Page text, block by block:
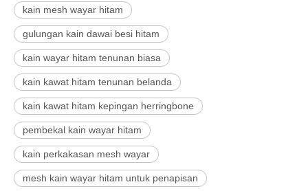
kain mesh wayar hitam
gulungan kain dawai besi hitam
kain wayar hitam tenunan biasa
kain kawat hitam tenunan belanda
kain kawat hitam kepingan herringbone
pembekal kain wayar hitam
kain perkakasan mesh wayar
mesh kain wayar hitam untuk penapisan